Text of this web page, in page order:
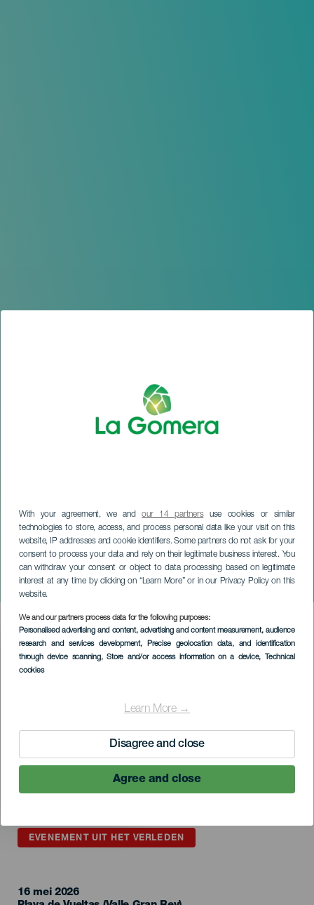
With your agreement, we andour 14 partnersuse cookies or similar
technologies to store, access, and process personal data like your visit on this
website, IP addresses and cookie identifiers. Some partners do not ask for your
consent to process your data and rely on their legitimate business interest. You
can withdraw your consent or object to data processing based on legitimate
interest at any time by clicking on “Learn More” or in our Privacy Policy on this
website.
We and our partners process data for the following purposes:
Personalised advertising and content, advertising and content measurement, audience
research and services development, Precise geolocation data, and identification
through device scanning, Store and/or access information on a device, Technical
cookies
Learn More →
Disagree and close
Agree and close
Taller de Stand Up Paddle
LA GOMERA
Imagen
Listado
EVENEMENT UIT HET VERLEDEN
16 mei 2026